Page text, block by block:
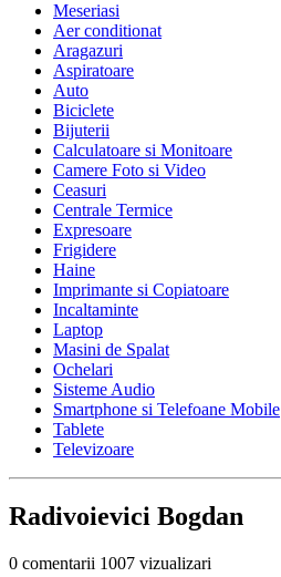
Meseriasi
Aer conditionat
Aragazuri
Aspiratoare
Auto
Biciclete
Bijuterii
Calculatoare si Monitoare
Camere Foto si Video
Ceasuri
Centrale Termice
Expresoare
Frigidere
Haine
Imprimante si Copiatoare
Incaltaminte
Laptop
Masini de Spalat
Ochelari
Sisteme Audio
Smartphone si Telefoane Mobile
Tablete
Televizoare
Radivoievici Bogdan
0 comentarii 1007 vizualizari